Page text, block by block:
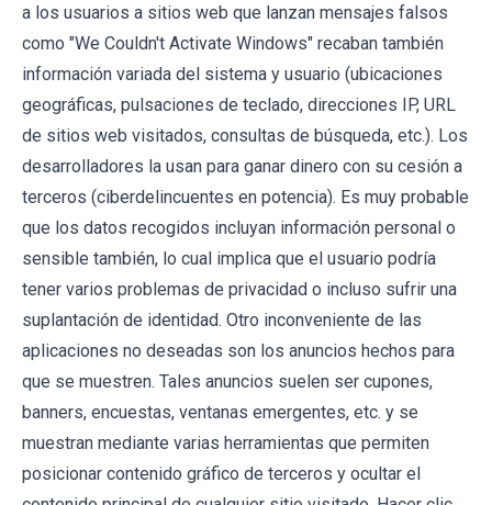
a los usuarios a sitios web que lanzan mensajes falsos
como "We Couldn't Activate Windows" recaban también
información variada del sistema y usuario (ubicaciones
geográficas, pulsaciones de teclado, direcciones IP, URL
de sitios web visitados, consultas de búsqueda, etc.). Los
desarrolladores la usan para ganar dinero con su cesión a
terceros (ciberdelincuentes en potencia). Es muy probable
que los datos recogidos incluyan información personal o
sensible también, lo cual implica que el usuario podría
tener varios problemas de privacidad o incluso sufrir una
suplantación de identidad. Otro inconveniente de las
aplicaciones no deseadas son los anuncios hechos para
que se muestren. Tales anuncios suelen ser cupones,
banners, encuestas, ventanas emergentes, etc. y se
muestran mediante varias herramientas que permiten
posicionar contenido gráfico de terceros y ocultar el